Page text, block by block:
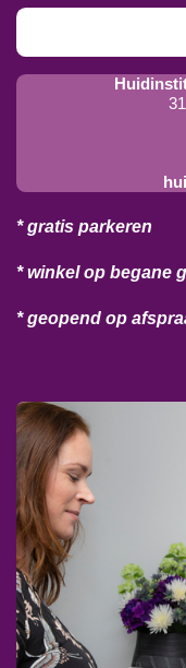
* gratis parkeren
* winkel op begane
* geopend op